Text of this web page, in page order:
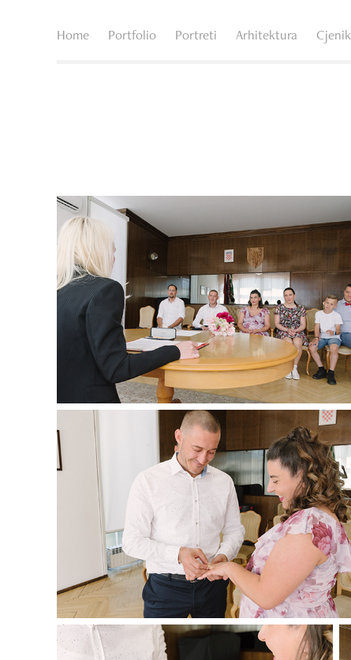
Home Portfolio Portreti Arhitektura Cjenik